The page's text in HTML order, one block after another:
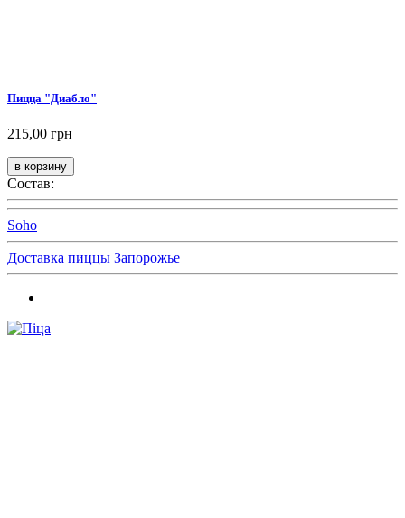
Пицца "Диабло"
215,00 грн
Состав:
Soho
Доставка пиццы Запорожье